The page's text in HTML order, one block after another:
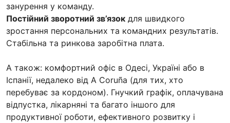
занурення у команду.
Постійний зворотний зв’язок для швидкого
зростання персональних та командних результатів.
Стабільна та ринкова заробітна плата.
А також: комфортний офіс в Одесі, Україні або в
Іспанії, недалеко від A Coruña (для тих, хто
перебуває за кордоном). Гнучкий графік, оплачувана
відпустка, лікарняні та багато іншого для
продуктивної роботи, ефективного розвитку і